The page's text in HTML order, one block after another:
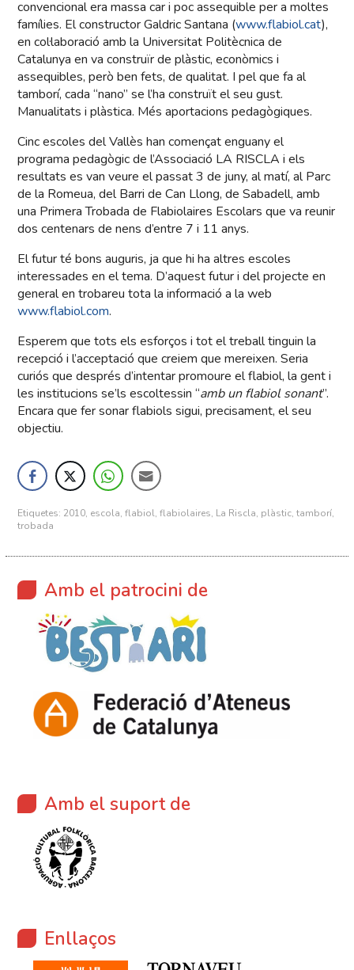
convencional era massa car i poc assequible per a moltes
famílies. El constructor Galdric Santana (www.flabiol.cat),
en col·laboració amb la Universitat Politècnica de
Catalunya en va construïr de plàstic, econòmics i
assequibles, però ben fets, de qualitat. I pel que fa al
tamborí, cada “nano” se l’ha construït el seu gust.
Manualitats i plàstica. Més aportacions pedagògiques.
Cinc escoles del Vallès han començat enguany el
programa pedagògic de l’Associació LA RISCLA i els
resultats es van veure el passat 3 de juny, al matí, al Parc
de la Romeua, del Barri de Can Llong, de Sabadell, amb
una Primera Trobada de Flabiolaires Escolars que va reunir
dos centenars de nens d’entre 7 i 11 anys.
El futur té bons auguris, ja que hi ha altres escoles
interessades en el tema. D’aquest futur i del projecte en
general en trobareu tota la informació a la web
www.flabiol.com.
Esperem que tots els esforços i tot el treball tinguin la
recepció i l’acceptació que creiem que mereixen. Seria
curiós que després d’intentar promoure el flabiol, la gent i
les institucions se’ls escoltessin “amb un flabiol sonant”.
Encara que fer sonar flabiols sigui, precisament, el seu
objectiu.
Etiquetes: 2010, escola,flabiol,flabiolaires, La Riscla, plàstic,tamborí,
trobada
Amb el patrocini de
Amb el suport de
Enllaços